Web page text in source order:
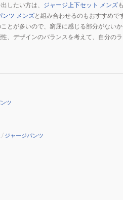
したい方は、 ジャージ上下セット メンズ
ンツ メンズと組み合わせるのもおすすめで
とが多いので、窮屈に感じる部分がないか
、デザインのバランスを考えて、自分の
ツ
/ ジャージパンツ